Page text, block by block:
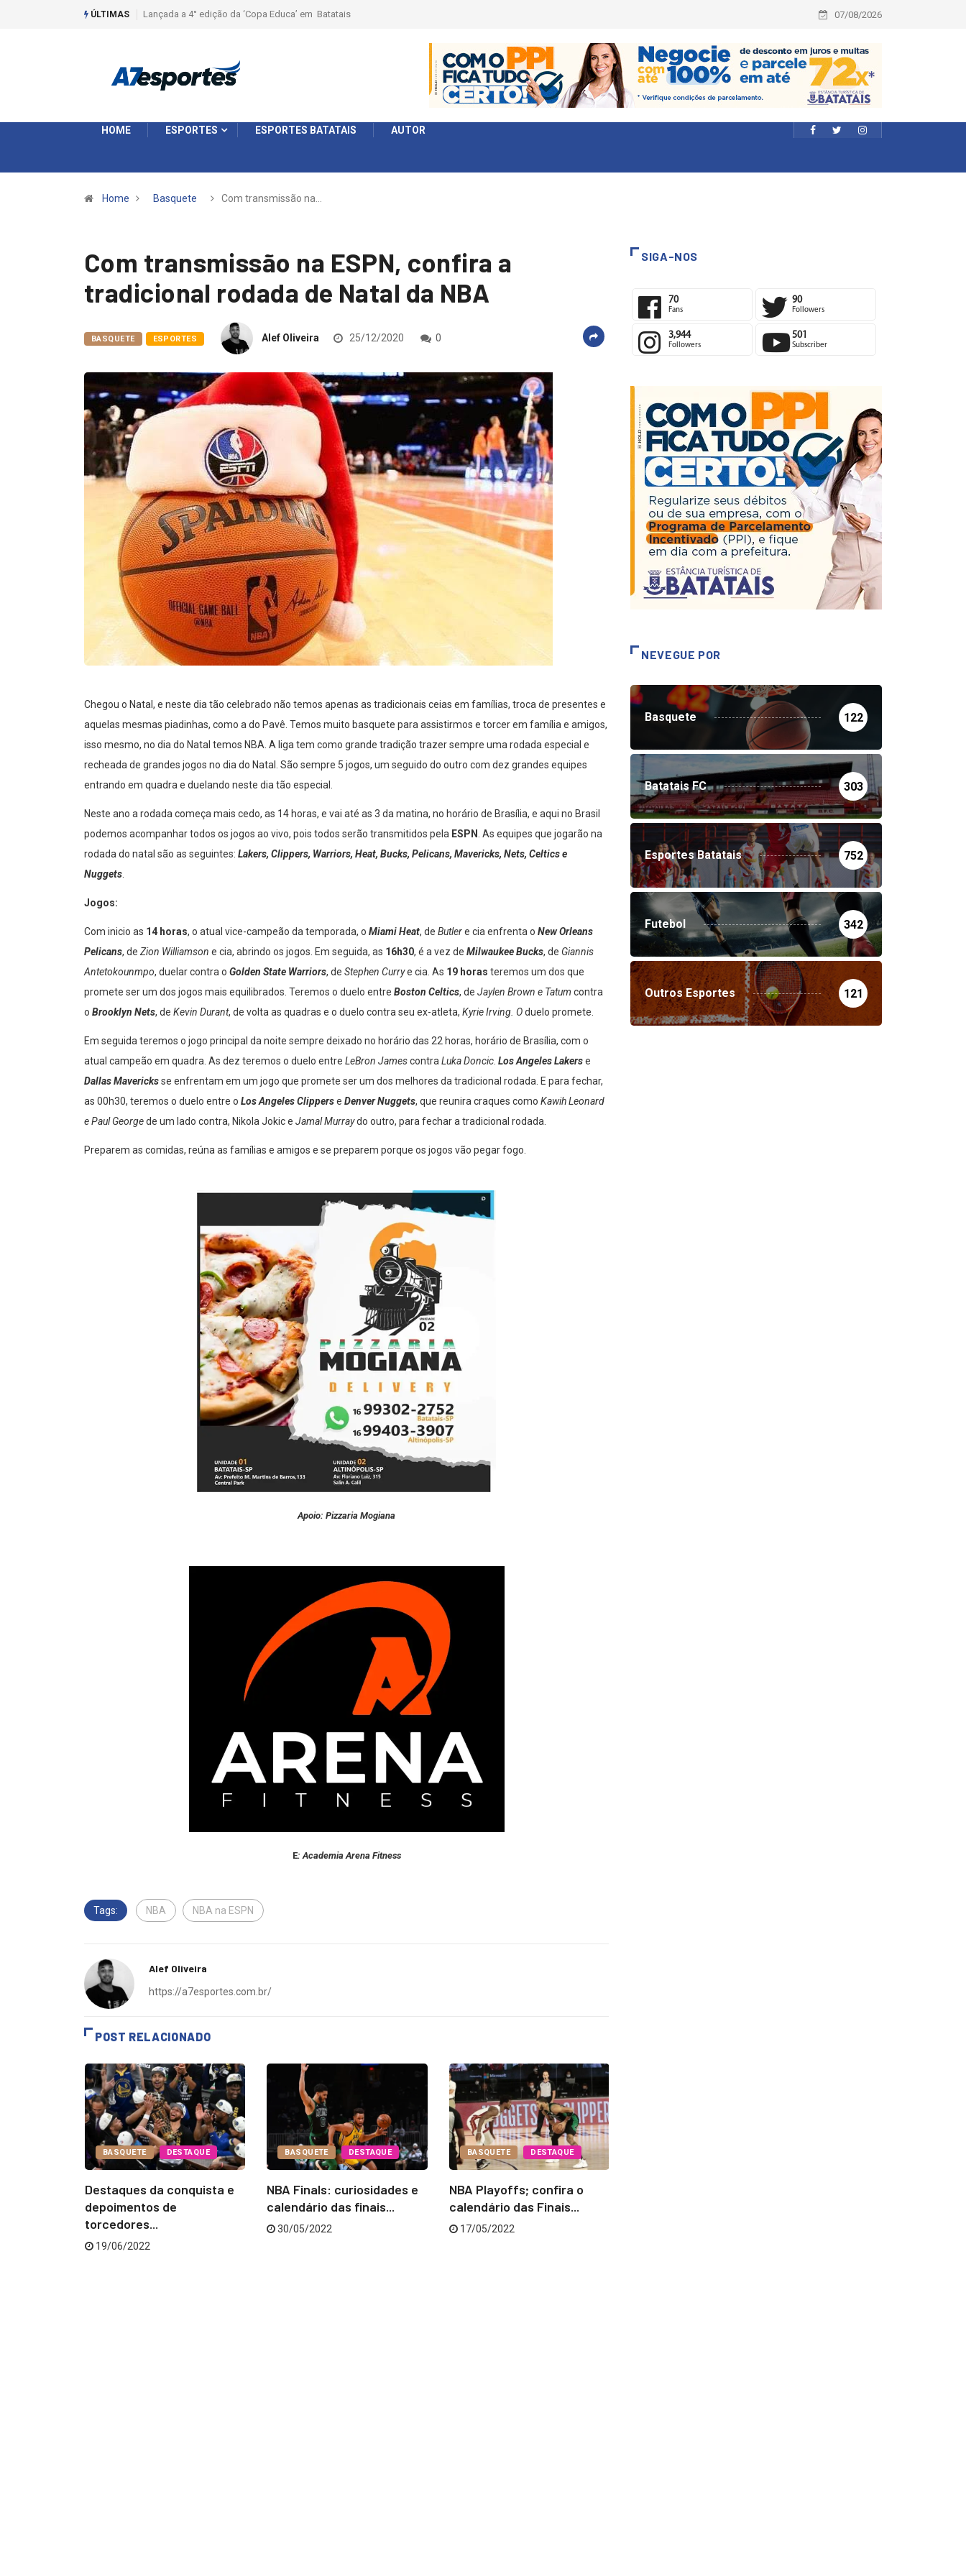
ÚLTIMAS Liga 2026: Equipes rompem com a LABE na Série Ouro e entidade define a 2° fase, times e formato 07/08/2026
HOME ESPORTES ESPORTES BATATAIS AUTOR
Home Basquete Com transmissão na…
Com transmissão na ESPN, confira a
tradicional rodada de Natal da NBA
BASQUETE ESPORTES Alef Oliveira 25/12/2020 0
Chegou o Natal, e neste dia tão celebrado não temos apenas as tradicionais ceias em famílias, troca de presentes e
aquelas mesmas piadinhas, como a do Pavê. Temos muito basquete para assistirmos e torcer em família e amigos,
isso mesmo, no dia do Natal temos NBA. A liga tem como grande tradição trazer sempre uma rodada especial e
recheada de grandes jogos no dia do Natal. São sempre 5 jogos, um seguido do outro com dez grandes equipes
entrando em quadra e duelando neste dia tão especial.
Neste ano a rodada começa mais cedo, as 14 horas, e vai até as 3 da matina, no horário de Brasília, e aqui no Brasil
podemos acompanhar todos os jogos ao vivo, pois todos serão transmitidos pela ESPN . As equipes que jogarão na
rodada do natal são as seguintes: Lakers, Clippers, Warriors, Heat, Bucks, Pelicans, Mavericks, Nets, Celtics e
Nuggets.
Jogos:
Com inicio as 14 horas, o atual vice-campeão da temporada, o Miami Heat, de Butlere cia enfrenta o New Orleans
Pelicans, de Zion Williamson e cia, abrindo os jogos. Em seguida, as 16h30, é a vez de Milwaukee Bucks, de Giannis
Antetokounmpo, duelar contra o Golden State Warriors, de Stephen Currye cia. As 19 horas teremos um dos que
promete ser um dos jogos mais equilibrados. Teremos o duelo entre Boston Celtics, de Jaylen Brown e Tatum contra
o Brooklyn Nets, de Kevin Durant, de volta as quadras e o duelo contra seu ex-atleta, Kyrie Irving. Oduelo promete.
Em seguida teremos o jogo principal da noite sempre deixado no horário das 22 horas, horário de Brasília, com o
atual campeão em quadra. As dez teremos o duelo entre LeBron JamescontraLuka Doncic. Los Angeles Lakerse
Dallas Mavericksse enfrentam em um jogo que promete ser um dos melhores da tradicional rodada. E para fechar,
as 00h30, teremos o duelo entre o Los Angeles Clipperse Denver Nuggets, que reunira craques como Kawih Leonard
e Paul Georgede um lado contra, Nikola Jokic e Jamal Murraydo outro, para fechar a tradicional rodada.
Preparem as comidas, reúna as famílias e amigos e se preparem porque os jogos vão pegar fogo.
Apoio: Pizzaria Mogiana
E: Academia Arena Fitness
Tags: NBA NBA na ESPN
Alef Oliveira
https://a7esportes.com.br/
POST RELACIONADO
BASQUETE DESTAQUE
Destaques da conquista e
depoimentos de
torcedores...
19/06/2022
BASQUETE DESTAQUE
NBA Finals: curiosidades e
calendário das finais...
30/05/2022
BASQUETE DESTAQUE
NBA Playoffs; confira o
calendário das Finais...
17/05/2022
SIGA-NOS
70
Fans
90
Followers
3,944
Followers
501
Subscriber
NEVEGUE POR
Basquete 122
Batatais FC 303
Esportes Batatais 752
Futebol 342
Outros Esportes 121